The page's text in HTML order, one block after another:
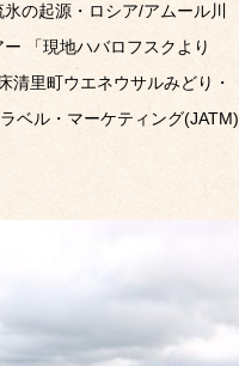
の起源・ロシア/アムール川
「現地ハバロフスクより
清里町ウエネウサルみどり・
ベル・マーケティング(JATM)